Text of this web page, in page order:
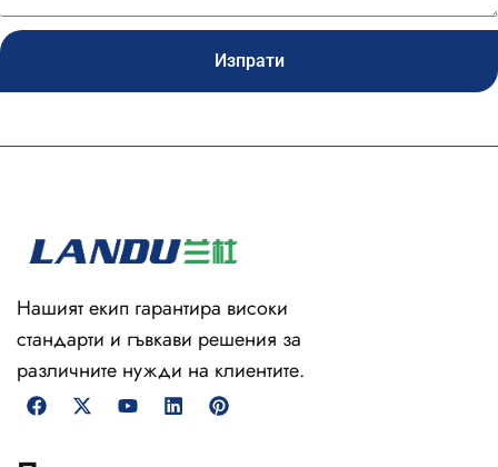
Изпрати
Нашият екип гарантира високи
стандарти и гъвкави решения за
различните нужди на клиентите.